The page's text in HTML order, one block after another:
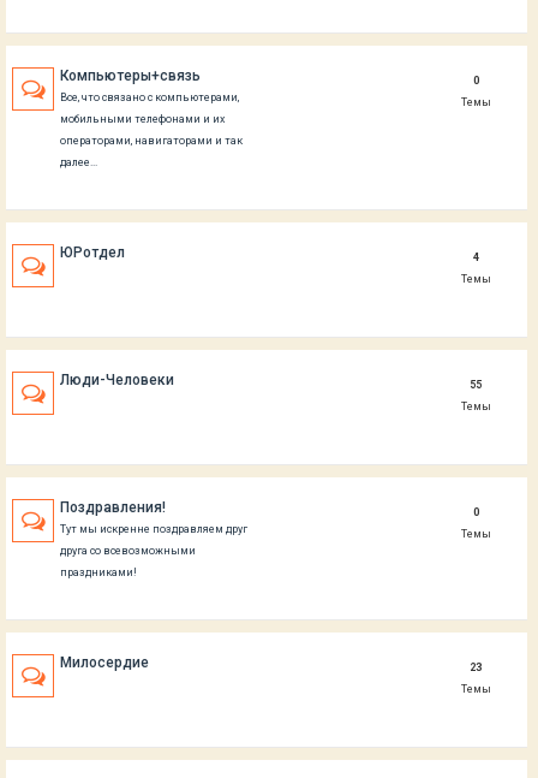
Компьютеры+связь
Все, что связано с компьютерами,
мобильными телефонами и их
операторами, навигаторами и так
далее...
0
Темы
ЮРотдел
4
Темы
Люди-Человеки
55
Темы
Поздравления!
Тут мы искренне поздравляем друг
друга со всевозможными
праздниками!
0
Темы
Милосердие
23
Темы